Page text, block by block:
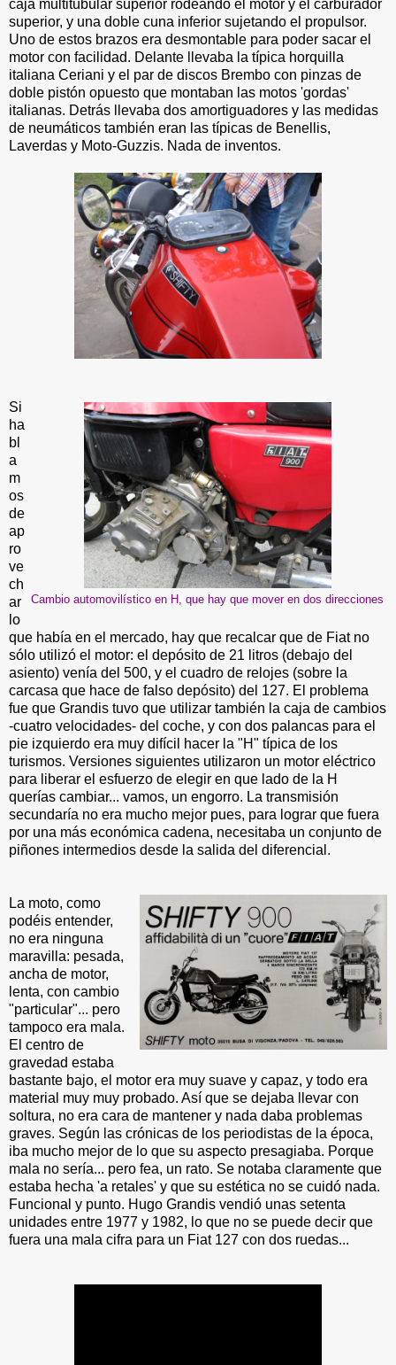
caja multitubular superior rodeando el motor y el carburador
superior, y una doble cuna inferior sujetando el propulsor.
Uno de estos brazos era desmontable para poder sacar el
motor con facilidad. Delante llevaba la típica horquilla
italiana Ceriani y el par de discos Brembo con pinzas de
doble pistón opuesto que montaban las motos 'gordas'
italianas. Detrás llevaba dos amortiguadores y las medidas
de neumáticos también eran las típicas de Benellis,
Laverdas y Moto-Guzzis. Nada de inventos.
Cambio automovilístico en H, que hay que mover en dos direcciones
Si
ha
bl
a
m
os
de
ap
ro
ve
ch
ar
lo
que había en el mercado, hay que recalcar que de Fiat no
sólo utilizó el motor: el depósito de 21 litros (debajo del
asiento) venía del 500, y el cuadro de relojes (sobre la
carcasa que hace de falso depósito) del 127. El problema
fue que Grandis tuvo que utilizar también la caja de cambios
-cuatro velocidades- del coche, y con dos palancas para el
pie izquierdo era muy difícil hacer la "H" típica de los
turismos. Versiones siguientes utilizaron un motor eléctrico
para liberar el esfuerzo de elegir en que lado de la H
querías cambiar... vamos, un engorro. La transmisión
secundaría no era mucho mejor pues, para lograr que fuera
por una más económica cadena, necesitaba un conjunto de
piñones intermedios desde la salida del diferencial.
La moto, como
podéis entender,
no era ninguna
maravilla: pesada,
ancha de motor,
lenta, con cambio
"particular"... pero
tampoco era mala.
El centro de
gravedad estaba
bastante bajo, el motor era muy suave y capaz, y todo era
material muy muy probado. Así que se dejaba llevar con
soltura, no era cara de mantener y nada daba problemas
graves. Según las crónicas de los periodistas de la época,
iba mucho mejor de lo que su aspecto presagiaba. Porque
mala no sería... pero fea, un rato. Se notaba claramente que
estaba hecha 'a retales' y que su estética no se cuidó nada.
Funcional y punto. Hugo Grandis vendió unas setenta
unidades entre 1977 y 1982, lo que no se puede decir que
fuera una mala cifra para un Fiat 127 con dos ruedas...